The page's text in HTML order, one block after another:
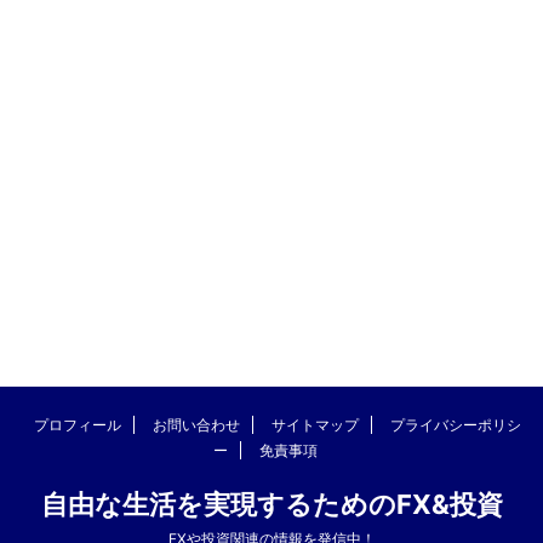
プロフィール お問い合わせ サイトマップ
プライバシーポリシ
ー
免責事項
自由な生活を実現するためのFX&投資
FXや投資関連の情報を発信中！